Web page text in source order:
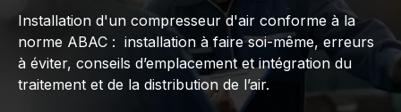
Installation d'un compresseur d'air conforme à la
norme ABAC : installation à faire soi-même, erreurs
à éviter, conseils d’emplacement et intégration du
traitement et de la distribution de l’air.